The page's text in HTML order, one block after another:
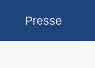
Presse